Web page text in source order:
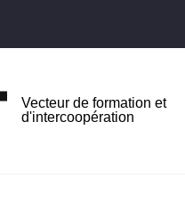
Vecteur de formation et
d'intercoopération